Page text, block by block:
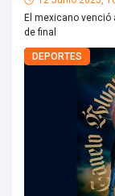
El mexicano
de final
DEPORTES